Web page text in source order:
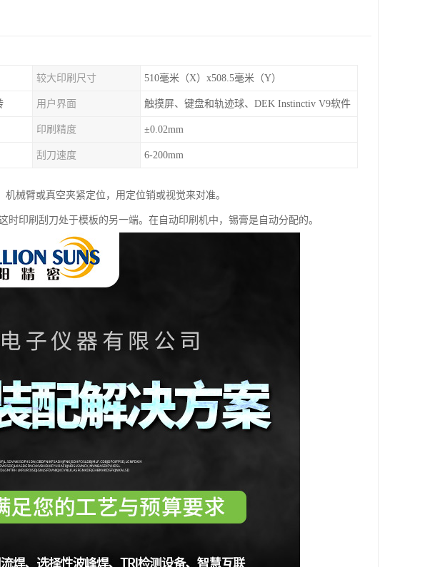
较大印刷尺寸 510毫米（X）x508.5毫米（Y）
用户界面 触摸屏、键盘和轨迹球、DEK Instinctiv V9软件
印刷精度 ±0.02mm
刮刀速度 6-200mm
械臂或真空夹紧定位，用定位销或视觉来对准。
印刷刮刀处于模板的另一端。在自动印刷机中，锡膏是自动分配的。